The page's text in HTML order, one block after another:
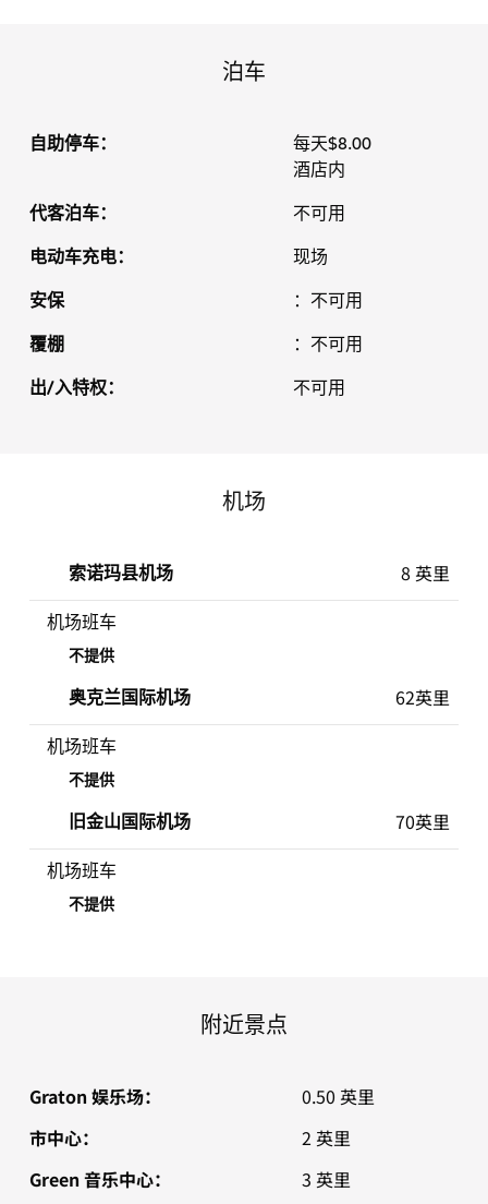
泊车
自助停车：
每天$8.00
酒店内
代客泊车： 不可用
电动车充电： 现场
安保 ：不可用
覆棚 ：不可用
出/入特权： 不可用
机场
索诺玛县机场 8 英里
机场班车
不提供
奥克兰国际机场 62英里
机场班车
不提供
旧金山国际机场 70英里
机场班车
不提供
附近景点
Graton 娱乐场：
0.50 英里
市中心：
2 英里
Green 音乐中心：
3 英里